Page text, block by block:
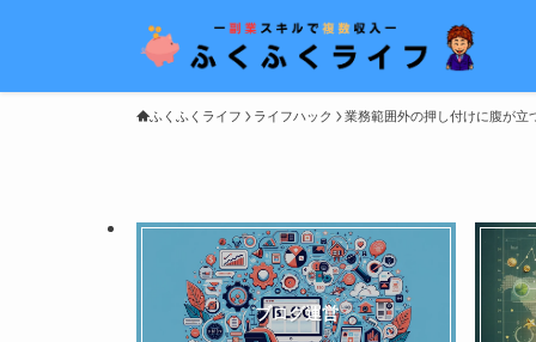
ふくふくライフ ライフハック 業務範囲外の押し付けに腹が立
ブログ運営